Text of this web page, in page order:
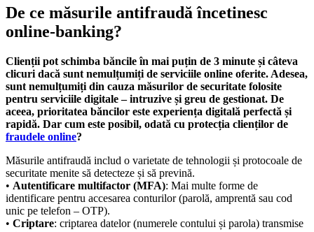
De ce măsurile antifraudă încetinesc
online-banking?
Clienții pot schimba băncile în mai puțin de 3 minute și câteva
clicuri dacă sunt nemulțumiți de serviciile online oferite. Adesea,
sunt nemulțumiți din cauza măsurilor de securitate folosite
pentru serviciile digitale – intruzive și greu de gestionat. De
aceea, prioritatea băncilor este experiența digitală perfectă și
rapidă. Dar cum este posibil, odată cu protecția clienților de
fraudele online?
Măsurile antifraudă includ o varietate de tehnologii și protocoale de
securitate menite să detecteze și să prevină.
• Autentificare multifactor (MFA): Mai multe forme de
identificare pentru accesarea conturilor (parolă, amprentă sau cod
unic pe telefon – OTP).
• Criptare: criptarea datelor (numerele contului și parola) transmise